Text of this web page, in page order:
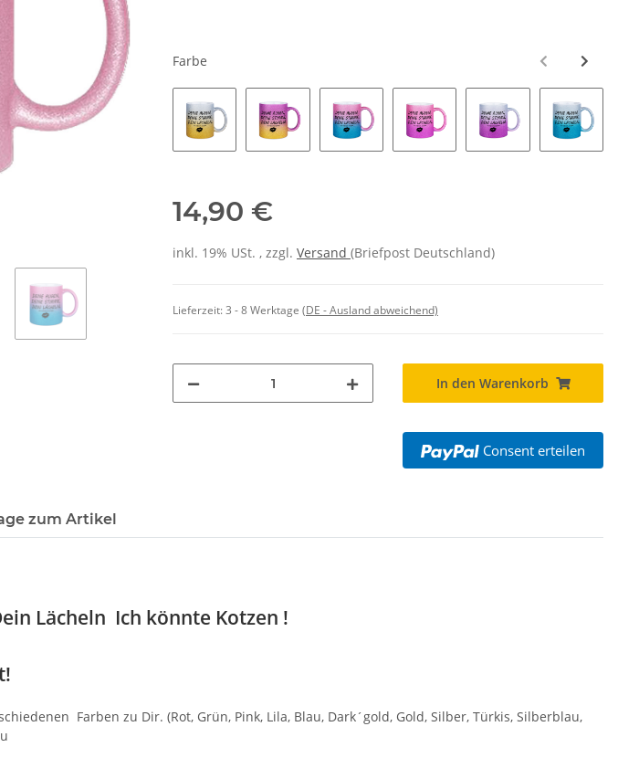
Farbe
14,90 €
inkl. 19% USt. , zzgl. Versand (Briefpost Deutschland)
Lieferzeit:3 - 8 Werktage (DE - Ausland abweichend)
In den Warenkorb
Consent erteilen
zum Artikel
Lächeln Ich könnte Kotzen !
Farben zu Dir. (Rot, Grün, Pink, Lila, Blau, Dark´gold, Gold, Silber, Türkis, Silberblau,